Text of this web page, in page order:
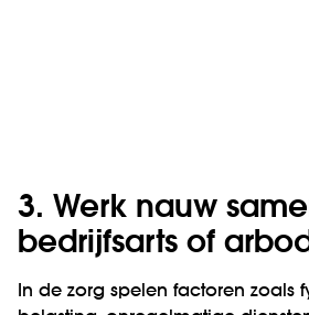
3. Werk nauw
bedrijfsarts of
In de zorg spelen factoren zoals